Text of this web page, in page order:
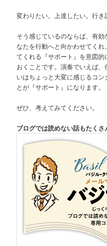
変わりたい。上達したい。行き
そう感じているのならば、有
なたを行動へと向かわせてく
てくれる『サポート』を意図
おくことです。演奏でいえば
いはちょっと大変に感じるコ
とが『サポート』になります。
ぜひ、考えてみてください。
ブログでは読めない話もたく